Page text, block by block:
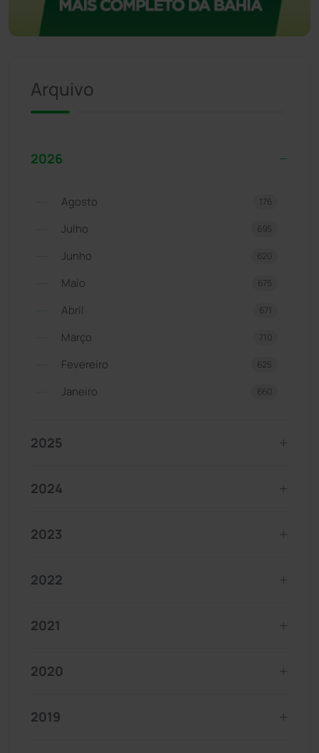
Arquivo
2026
Agosto 176
Julho 695
Junho 620
Maio 675
Abril 671
Março 710
Fevereiro 625
Janeiro 660
2025
2024
2023
2022
2021
2020
2019